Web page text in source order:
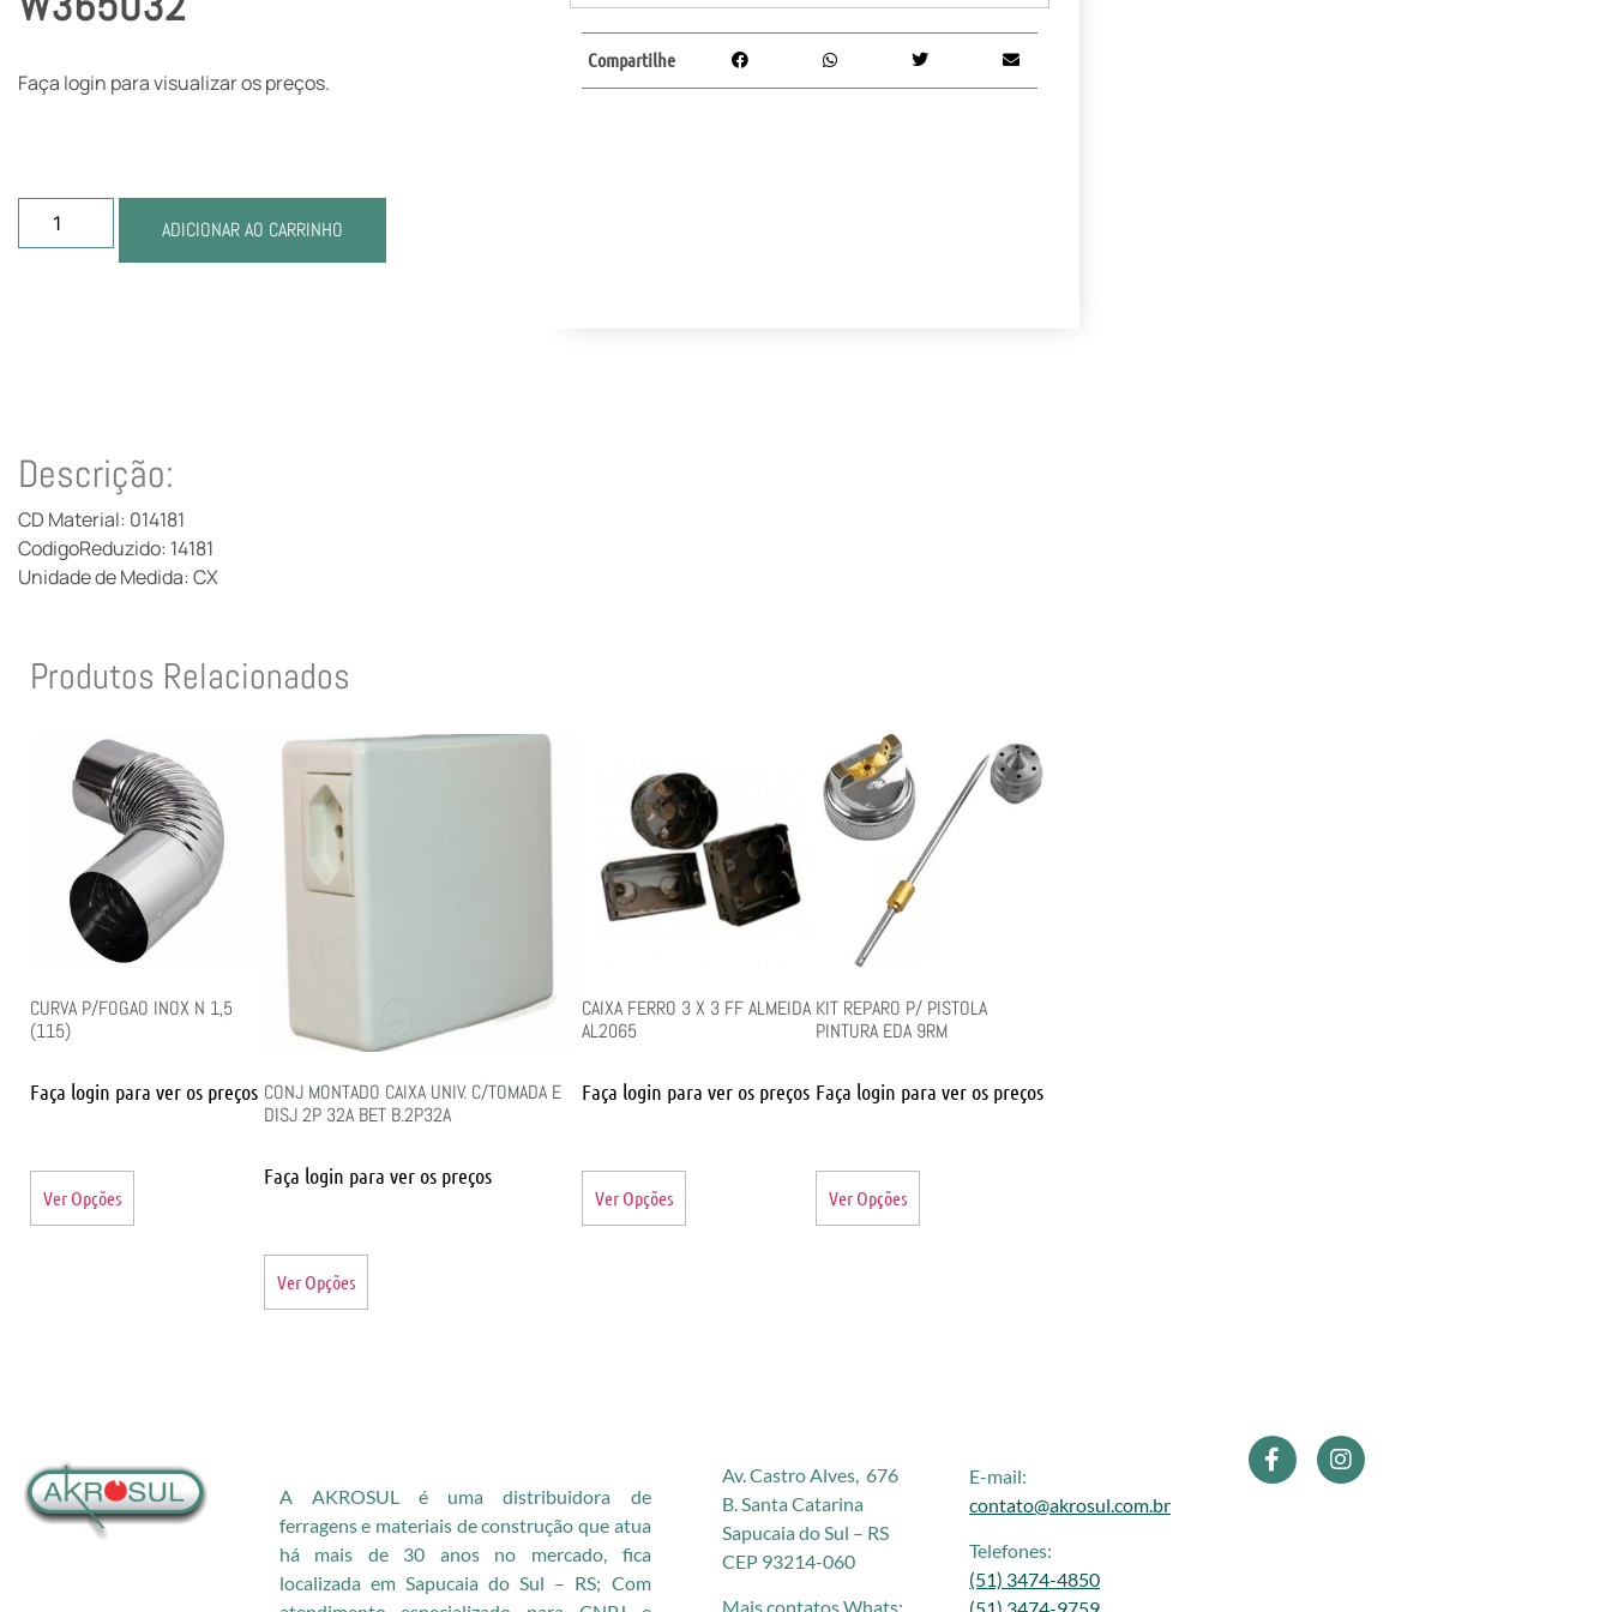
Faça login para visualizar os preços.
ADICIONAR AO CARRINHO
Compartilhe
Descrição:
CD Material: 014181
CodigoReduzido: 14181
Unidade de Medida: CX
Produtos Relacionados
CURVA P/FOGAO INOX N 1,5
(115)
Faça login para ver os preços
Ver Opções
CONJ MONTADO CAIXA UNIV. C/TOMADA E
DISJ 2P 32A BET B.2P32A
Faça login para ver os preços
Ver Opções
CAIXA FERRO 3 X 3 FF ALMEIDA
AL2065
Faça login para ver os preços
Ver Opções
KIT REPARO P/ PISTOLA
PINTURA EDA 9RM
Faça login para ver os preços
Ver Opções
A AKROSUL é uma distribuidora de
ferragens e materiais de construção que atua
há mais de 30 anos no mercado, fica
localizada em Sapucaia do Sul – RS; Com
Av. Castro Alves, 676
B. Santa Catarina
Sapucaia do Sul – RS
CEP 93214-060
Mais contatos Whats:
E-mail:
contato@akrosul.com.br
Telefones:
(51) 3474-4850